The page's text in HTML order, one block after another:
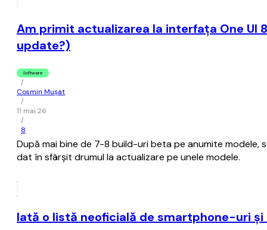
Am primit actualizarea la interfaţa One UI
update?)
Software
/
Cosmin Mușat
/
11 mai 26
/
8
După mai bine de 7-8 build-uri beta pe anumite modele,
dat în sfârşit drumul la actualizare pe unele modele.
Iată o listă neoficială de smartphone-uri